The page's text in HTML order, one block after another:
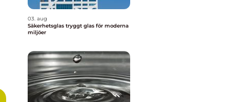
03. aug
Säkerhetsglas tryggt glas för moderna
miljöer